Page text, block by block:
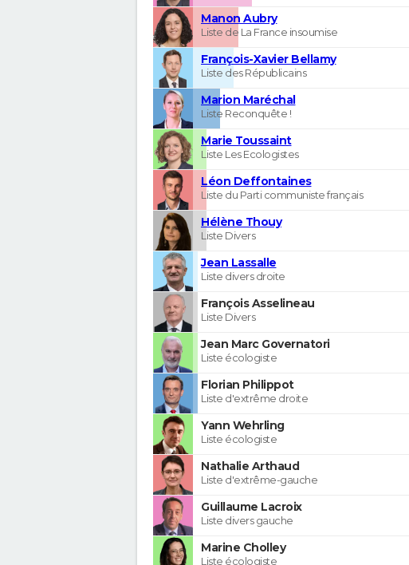
Manon Aubry
Liste de La France insoumise
François-Xavier Bellamy
Liste des Républicains
Marion Maréchal
Liste Reconquête !
Marie Toussaint
Liste Les Ecologistes
Léon Deffontaines
Liste du Parti communiste français
Hélène Thouy
Liste Divers
Jean Lassalle
Liste divers droite
François Asselineau
Liste Divers
Jean Marc Governatori
Liste écologiste
Florian Philippot
Liste d'extrême droite
Yann Wehrling
Liste écologiste
Nathalie Arthaud
Liste d'extrême-gauche
Guillaume Lacroix
Liste divers gauche
Marine Cholley
Liste écologiste